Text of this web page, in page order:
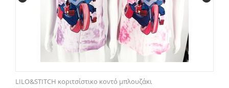
LILO&STITCH κοριτσίστικο κοντό μπλουζάκι